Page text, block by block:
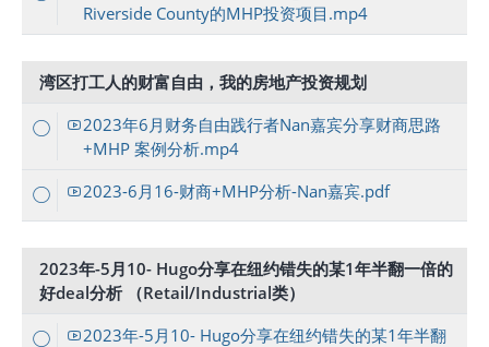
Riverside County的MHP投资项目.mp4
湾区打工人的财富自由，我的房地产投资规划
2023年6月财务自由践行者Nan嘉宾分享财商思路
+MHP 案例分析.mp4
2023-6月16-财商+MHP分析-Nan嘉宾.pdf
2023年-5月10- Hugo分享在纽约错失的某1年半翻一倍的
好deal分析 （Retail/Industrial类）
2023年-5月10- Hugo分享在纽约错失的某1年半翻